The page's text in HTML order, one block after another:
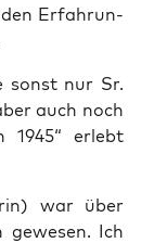
den Erfah­run­
sonst nur Sr.
auch noch
1945“ erlebt
war über
Ich